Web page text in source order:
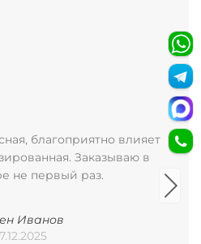
благоприятно влияет
Заказываю в
не первый раз.
Иванов